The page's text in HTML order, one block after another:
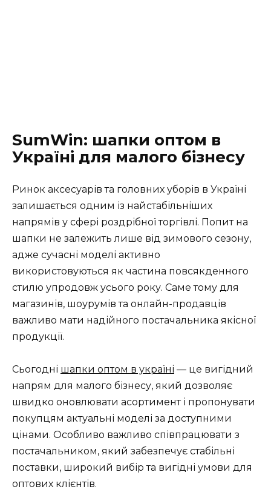
SumWin: шапки оптом в
Україні для малого бізнесу
Ринок аксесуарів та головних уборів в Україні
залишається одним із найстабільніших
напрямів у сфері роздрібної торгівлі. Попит на
шапки не залежить лише від зимового сезону,
адже сучасні моделі активно
використовуються як частина повсякденного
стилю упродовж усього року. Саме тому для
магазинів, шоурумів та онлайн-продавців
важливо мати надійного постачальника якісної
продукції.
Сьогодні шапки оптом в україні — це вигідний
напрям для малого бізнесу, який дозволяє
швидко оновлювати асортимент і пропонувати
покупцям актуальні моделі за доступними
цінами. Особливо важливо співпрацювати з
постачальником, який забезпечує стабільні
поставки, широкий вибір та вигідні умови для
оптових клієнтів.